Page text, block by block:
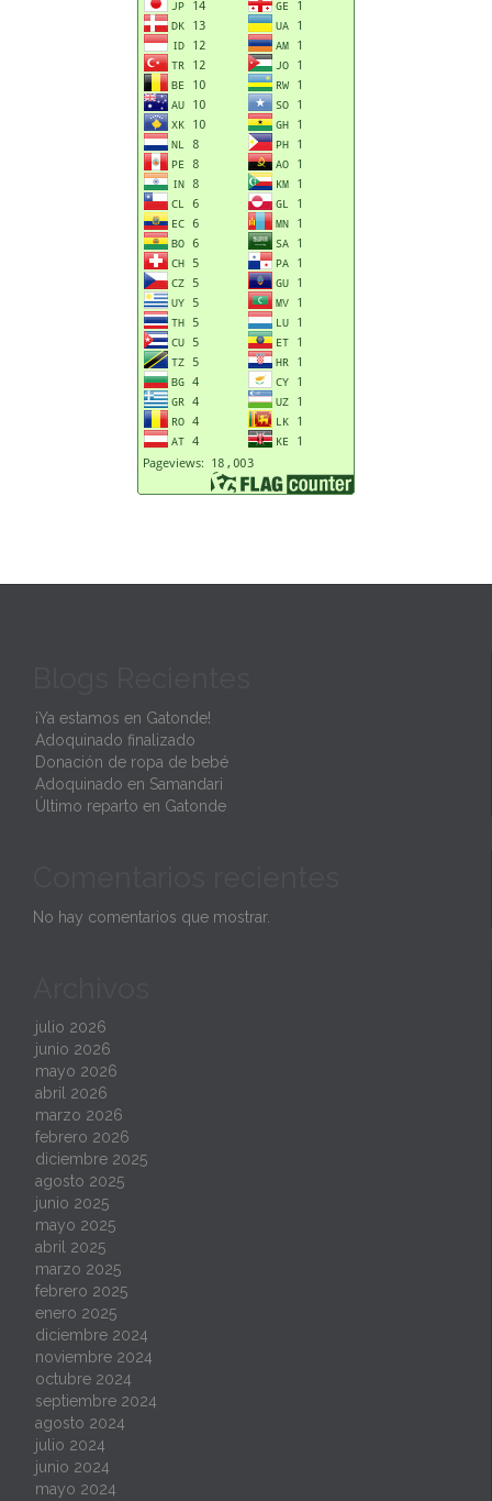
¡Ya estamos en Gatonde!
Adoquinado finalizado
Donación de ropa de bebé
Adoquinado en Samandari
Último reparto en Gatonde
No hay comentarios que mostrar.
julio 2026
junio 2026
mayo 2026
abril 2026
marzo 2026
febrero 2026
diciembre 2025
agosto 2025
junio 2025
mayo 2025
abril 2025
marzo 2025
febrero 2025
enero 2025
diciembre 2024
noviembre 2024
octubre 2024
septiembre 2024
agosto 2024
julio 2024
junio 2024
mayo 2024